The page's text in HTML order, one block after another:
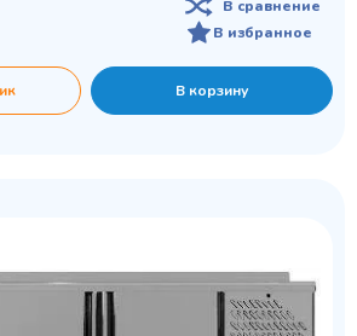
В сравнение
В избранное
В корзину